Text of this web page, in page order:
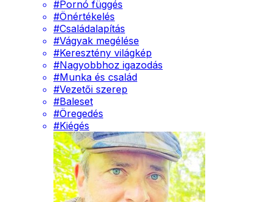
#Pornó függés
#Önértékelés
#Családalapítás
#Vágyak megélése
#Keresztény világkép
#Nagyobbhoz igazodás
#Munka és család
#Vezetői szerep
#Baleset
#Öregedés
#Kiégés